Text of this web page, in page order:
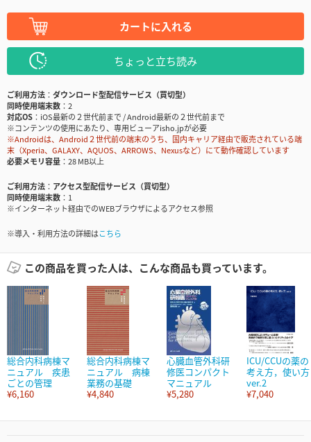
カートに入れる
ちょっと立ち読み
ご利用方法
ダウンロード型配信サービス（買切型）
同時使用端末数
2
対応OS
iOS最新の２世代前まで / Android最新の２世代前まで
※コンテンツの使用にあたり、専用ビューアisho.jpが必要
※Androidは、Android２世代前の端末のうち、国内キャリア経由で販売されている端
末（Xperia、GALAXY、AQUOS、ARROWS、Nexusなど）にて動作確認しています
必要メモリ容量
28 MB以上
ご利用方法
アクセス型配信サービス（買切型）
同時使用端末数
1
※インターネット経由でのWEBブラウザによるアクセス参照
※導入・利用方法の詳細はこちら
この商品を買った人は、こんな商品も買っています。
総合内科病棟マ
ニュアル 疾患
ごとの管理
¥6,160
総合内科病棟マ
ニュアル 病棟
業務の基礎
¥4,840
心臓血管外科研
修医コンパクト
マニュアル
¥5,280
ICU/CCUの薬の
考え方，使い方
ver.2
¥7,040